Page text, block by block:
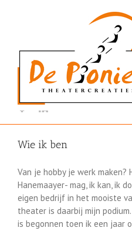
Wie ik ben
Van je hobby je werk maken?
Hanemaayer- mag, ik kan, ik
eigen bedrijf in het mooiste
theater is daarbij mijn
is begonnen toen ik een jaar